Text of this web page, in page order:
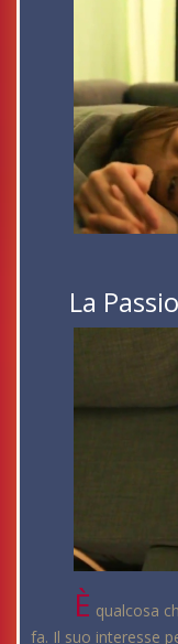
La
È qualcosa
fa. Il suo interesse